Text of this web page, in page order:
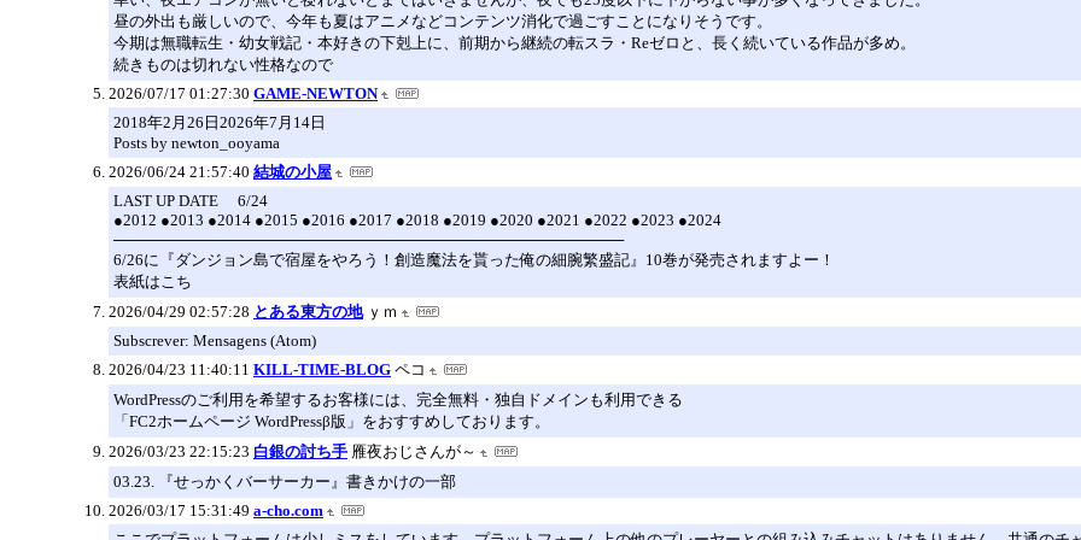
昼の外出も厳しいので、今年も夏はアニメなどコンテンツ消化で過ごすことになりそうです。
今期は無職転生・幼女戦記・本好きの下剋上に、前期から継続の転スラ・Reゼロと、長く続いている作品が多め。
続きものは切れない性格なので
2026/07/17 01:27:30 GAME-NEWTON
2018年2月26日2026年7月14日
Posts by newton_ooyama
2026/06/24 21:57:40 結城の小屋
LAST UP DATE 6/24
●2012 ●2013 ●2014 ●2015 ●2016 ●2017 ●2018 ●2019 ●2020 ●2021 ●2022 ●2023 ●2024
───────────────────────────────────────────────
6/26に『ダンジョン島で宿屋をやろう！創造魔法を貰った俺の細腕繁盛記』10巻が発売されますよー！
表紙はこち
2026/04/29 02:57:28 とある東方の地 ｙｍ
Subscrever: Mensagens (Atom)
2026/04/23 11:40:11 KILL-TIME-BLOG ペコ
WordPressのご利用を希望するお客様には、完全無料・独自ドメインも利用できる
「FC2ホームページ WordPressβ版」をおすすめしております。
2026/03/23 22:15:23 白銀の討ち手 雁夜おじさんが～
03.23. 『せっかくバーサーカー』書きかけの一部
2026/03/17 15:31:49 a-cho.com